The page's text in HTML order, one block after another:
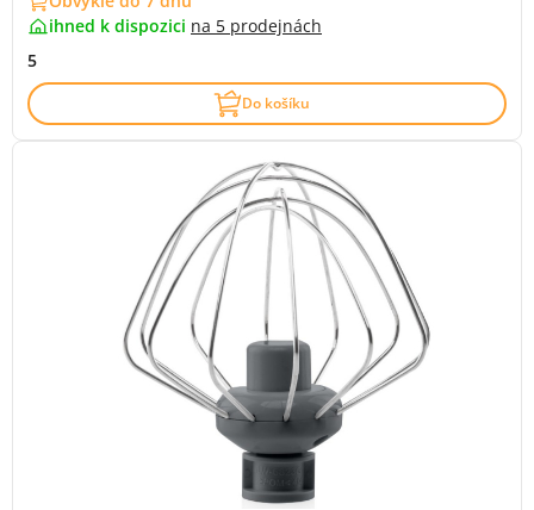
ihned k dispozici na 5 prodejnách
5
Do košíku